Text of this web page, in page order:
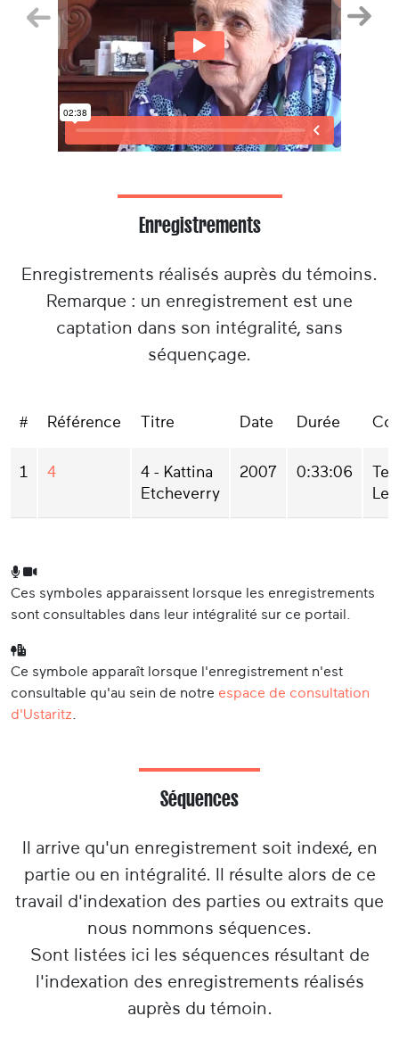
Précedent
Enregistrements
Enregistrements réalisés auprès du témoins.
Remarque : un enregistrement est une
captation dans son intégralité, sans
séquençage.
# Référence Titre Date Durée
1 4
4 - Kattina
Etcheverry
2007 0:33:06
Ces symboles apparaissent lorsque les enregistrements
sont consultables dans leur intégralité sur ce portail.
Ce symbole apparaît lorsque l'enregistrement n'est
consultable qu'au sein de notre espace de consultation
d'Ustaritz
Séquences
Il arrive qu'un enregistrement soit indexé, en
partie ou en intégralité. Il résulte alors de ce
travail d'indexation des parties ou extraits que
nous nommons séquences.
Sont listées ici les séquences résultant de
l'indexation des enregistrements réalisés
auprès du témoin.